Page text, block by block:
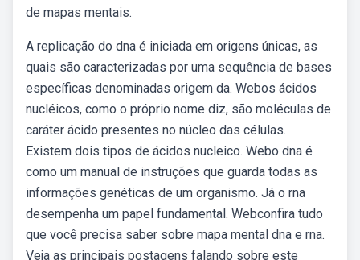
de mapas mentais.
A replicação do dna é iniciada em origens únicas, as
quais são caracterizadas por uma sequência de bases
específicas denominadas origem da. Webos ácidos
nucléicos, como o próprio nome diz, são moléculas de
caráter ácido presentes no núcleo das células.
Existem dois tipos de ácidos nucleico. Webo dna é
como um manual de instruções que guarda todas as
informações genéticas de um organismo. Já o rna
desempenha um papel fundamental. Webconfira tudo
que você precisa saber sobre mapa mental dna e rna.
Veja as principais postagens falando sobre este